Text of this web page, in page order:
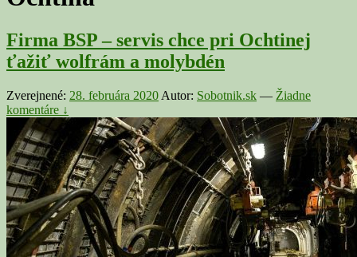
Firma BSP – servis chce pri Ochtinej
ťažiť wolfrám a molybdén
Zverejnené: 28. februára 2020 Autor: Sobotnik.sk — Žiadne
komentáre ↓